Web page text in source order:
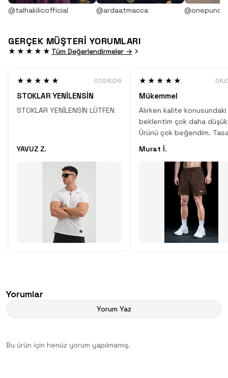
@talhakilicofficial @ardaatmacca
GERÇEK MÜŞTERİ YORUMLARI
★★★★★ Tüm Değerlendirmeler →
★★★★★ 07/08/26
STOKLAR YENİLENSİN
STOKLAR YENİLENSİN LÜTFEN
YAVUZ Z.
★★★★★ 06/
Mükemmel
Alırken kalite konusundaki
beklentim çok daha
Ürünü çok beğendim.
desen, kumaş kalitesi
Murat İ.
Yorumlar
Yorum Yaz
Bu ürün için henüz yorum yapılmamış.